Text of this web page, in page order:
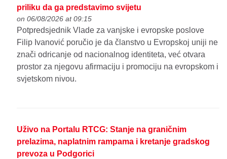
priliku da ga predstavimo svijetu
on 06/08/2026 at 09:15
Potpredsjednik Vlade za vanjske i evropske poslove
Filip Ivanović poručio je da članstvo u Evropskoj uniji ne
znači odricanje od nacionalnog identiteta, već otvara
prostor za njegovu afirmaciju i promociju na evropskom i
svjetskom nivou.
Uživo na Portalu RTCG: Stanje na graničnim
prelazima, naplatnim rampama i kretanje gradskog
prevoza u Podgorici